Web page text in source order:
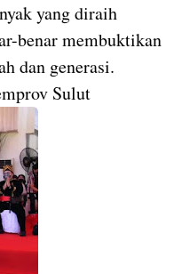
yang diraih
benar membuktikan
dan generasi.
Sulut